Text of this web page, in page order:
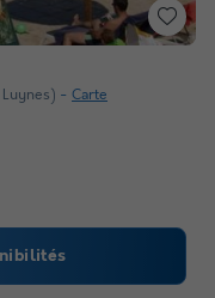
Carte